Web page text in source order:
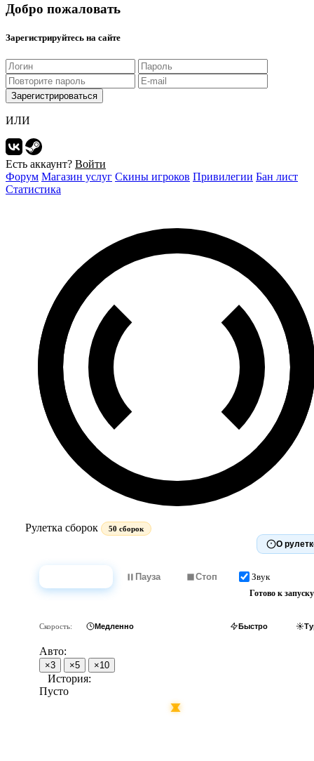
Добро пожаловать
Зарегистрируйтесь на сайте
Зарегистрироваться
ИЛИ
Есть аккаунт? Войти
Форум Магазин услуг Скины игроков Привилегии Бан лист
Статистика
Рулетка сборок 50 сборок
О
Пауза Стоп Звук
Готово к запуску
Скорость: Медленно Быстро
Авто:
×3 ×5 ×10
История:
Пусто